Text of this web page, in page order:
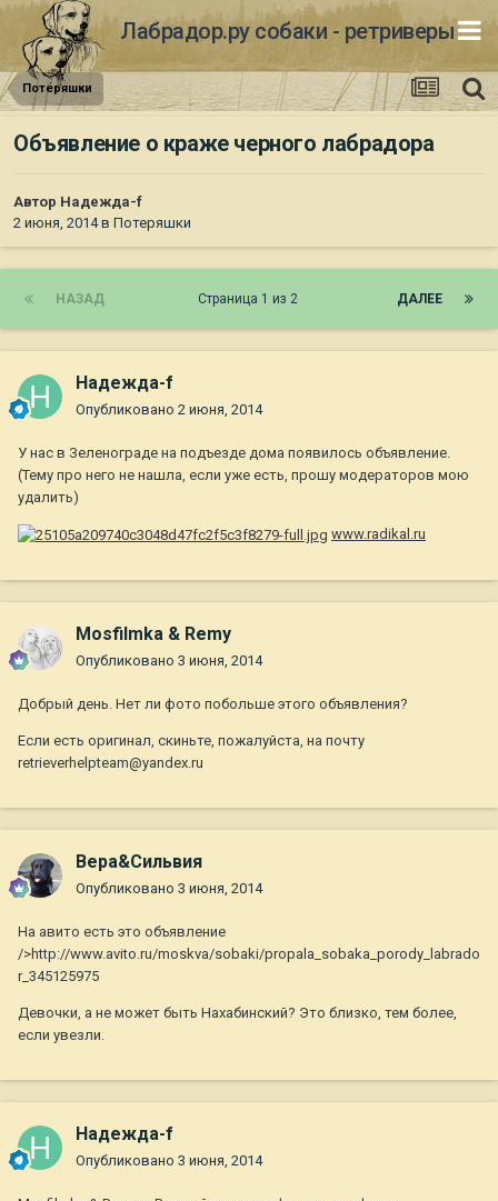
Лабрадор.ру собаки - ретриверы
Потеряшки
Объявление о краже черного лабрадора
Автор Надежда-f
2 июня, 2014в Потеряшки
НАЗАД ДАЛЕЕ
Страница 1 из 2
Надежда-f
Опубликовано 2 июня, 2014
У нас в Зеленограде на подъезде дома появилось объявление.
(Тему про него не нашла, если уже есть, прошу модераторов мою
удалить)
www.radikal.ru
Mosfilmka & Remy
Опубликовано 3 июня, 2014
Добрый день. Нет ли фото побольше этого объявления?
Если есть оригинал, скиньте, пожалуйста, на почту
retrieverhelpteam@yandex.ru
Вера&Сильвия
Опубликовано 3 июня, 2014
На авито есть это объявление
/>http://www.avito.ru/moskva/sobaki/propala_sobaka_porody_labrado
r_345125975
Девочки, а не может быть Нахабинский? Это близко, тем более,
если увезли.
Надежда-f
Опубликовано 3 июня, 2014